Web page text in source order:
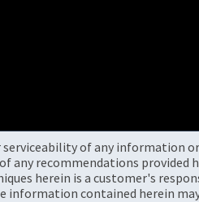
of any information
recommendations provided
herein is a customer's
contained herein